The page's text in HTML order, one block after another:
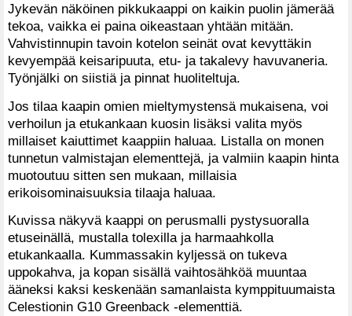
Jykevän näköinen pikkukaappi on kaikin puolin jämerää
tekoa, vaikka ei paina oikeastaan yhtään mitään.
Vahvistinnupin tavoin kotelon seinät ovat kevyttäkin
kevyempää keisaripuuta, etu- ja takalevy havuvaneria.
Työnjälki on siistiä ja pinnat huoliteltuja.
Jos tilaa kaapin omien mieltymystensä mukaisena, voi
verhoilun ja etukankaan kuosin lisäksi valita myös
millaiset kaiuttimet kaappiin haluaa. Listalla on monen
tunnetun valmistajan elementtejä, ja valmiin kaapin hinta
muotoutuu sitten sen mukaan, millaisia
erikoisominaisuuksia tilaaja haluaa.
Kuvissa näkyvä kaappi on perusmalli pystysuoralla
etuseinällä, mustalla tolexilla ja harmaahkolla
etukankaalla. Kummassakin kyljessä on tukeva
uppokahva, ja kopan sisällä vaihtosähköä muuntaa
ääneksi kaksi keskenään samanlaista kymppituumaista
Celestionin G10 Greenback -elementtiä.